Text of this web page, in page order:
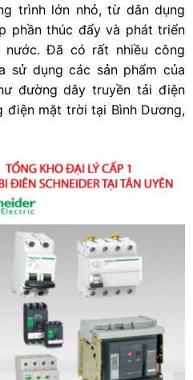
trình lớn nhỏ, từ dân dụng
phần thúc đẩy và phát triển
Đã có rất nhiều công
sử dụng các sản phẩm của
đường dây truyền tải điện
điện mặt trời tại Bình Dương,